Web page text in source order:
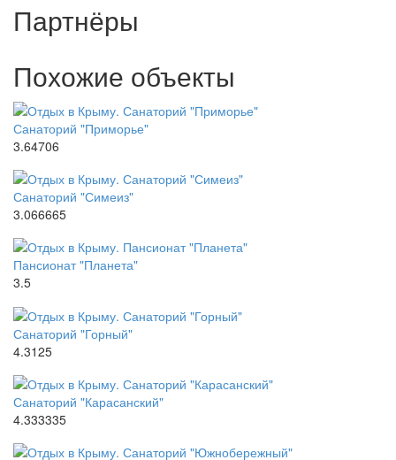
Партнёры
Похожие объекты
Санаторий "Приморье"
3.64706
Санаторий "Симеиз"
3.066665
Пансионат "Планета"
3.5
Санаторий "Горный"
4.3125
Санаторий "Карасанский"
4.333335